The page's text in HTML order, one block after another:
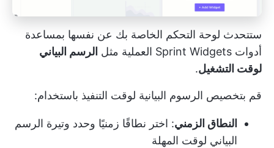
ستتحدث لوحة التحكم الخاصة بك عن نفسها بمساعدة
أدوات Sprint Widgets العملية مثل
الرسم البياني
لوقت التشغيل.
قم بتخصيص الرسوم البيانية لوقت التنفيذ باستخدام:
النطاق الزمني: اختر نطاقًا زمنيًا وحدد وتيرة الرسم
البياني لوقت المهلة